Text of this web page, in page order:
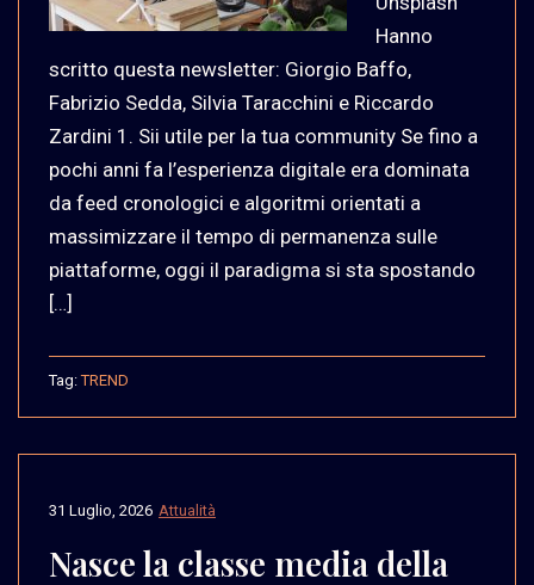
Hanno
scritto questa newsletter: Giorgio Baffo,
Fabrizio Sedda, Silvia Taracchini e Riccardo
Zardini 1. Sii utile per la tua community Se fino a
pochi anni fa l’esperienza digitale era dominata
da feed cronologici e algoritmi orientati a
massimizzare il tempo di permanenza sulle
piattaforme, oggi il paradigma si sta spostando
[…]
Tag:TREND
Attualità
31 Luglio, 2026
Nasce la classe media della